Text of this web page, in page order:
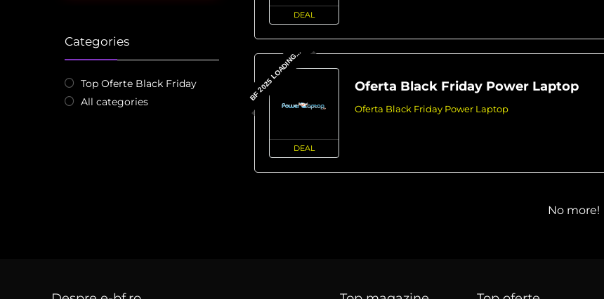
Categories
Top Oferte Black Friday
All categories
DEAL
BF 2025 LOADING...
DEAL
Oferta Black Friday Power Laptop
Oferta Black Friday Power Laptop
No more!